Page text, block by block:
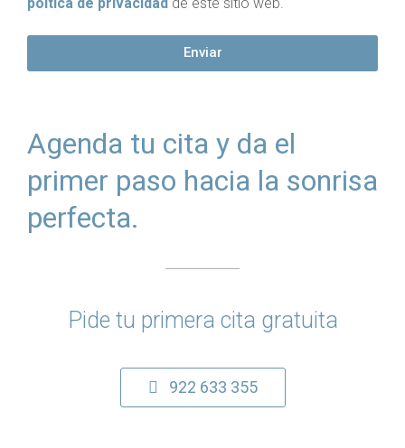
Agenda tu cita y da el
primer paso hacia la sonrisa
perfecta.
Pide tu primera cita gratuita
922 633 355
Enviar